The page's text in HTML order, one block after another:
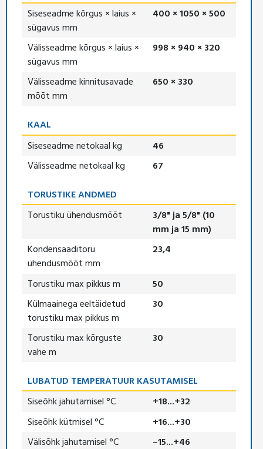
Siseseadme kõrgus × laius ×
sügavus mm
400 × 1050 × 500
Välisseadme kõrgus × laius ×
sügavus mm
998 × 940 × 320
Välisseadme kinnitusavade
mõõt mm
650 × 330
KAAL
Siseseadme netokaal kg
46
Välisseadme netokaal kg
67
TORUSTIKE ANDMED
Torustiku ühendusmõõt
3/8" ja 5/8" (10
mm ja 15 mm)
Kondensaaditoru
ühendusmõõt mm
23,4
Torustiku max pikkus m
50
Külmaainega eeltäidetud
torustiku max pikkus m
30
Torustiku max kõrguste
vahe m
30
LUBATUD TEMPERATUUR KASUTAMISEL
Siseõhk jahutamisel °C
+18...+32
Siseõhk kütmisel °C
+16...+30
Välisõhk jahutamisel °C
–15...+46